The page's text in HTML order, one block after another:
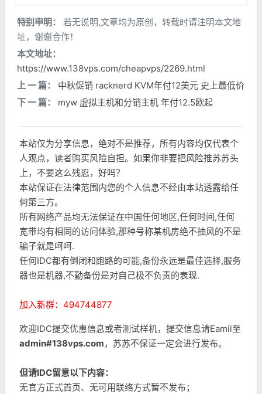
特别申明：
若无说明,文章均为原创，转载时请注明本文地
址，谢谢合作！
本文地址：
https://www.138vps.com/cheapvps/2269.html
上 一 篇：
中秋促销 racknerd KVM年付12美元 史上最低价
下 一 篇：
myw 虚拟主机和分销主机 年付12.5欧起
本站仅为分享信息，绝对不是推荐，所有内容均仅代表个
人观点，读者购买风险自担。如果你非要把风险推苏苏头
上，不要这么残忍，好吗？
本站保证在法律范围内您的个人信息不经由本站透露给任
何第三方。
所有网络产品均无法保证在中国任何地区,任何时间,任何
宽带均有相同的访问体验,那种号称某机房绝不抽风的不是
骗子就是呵呵.
任何IDC都有倒闭和跑路的可能,备份永远是最佳选择,服务
器也是机器,不勤备份是对自己极不负责的表现.
加入新群：494744877
欢迎IDC提交优惠信息或者测试样机，提交信息请Eamil至
admin#138vps.com，苏苏不保证一定会进行发布。
但请IDC留意以下内容：
无官方正式首页、无可用联络方式暂不发布；